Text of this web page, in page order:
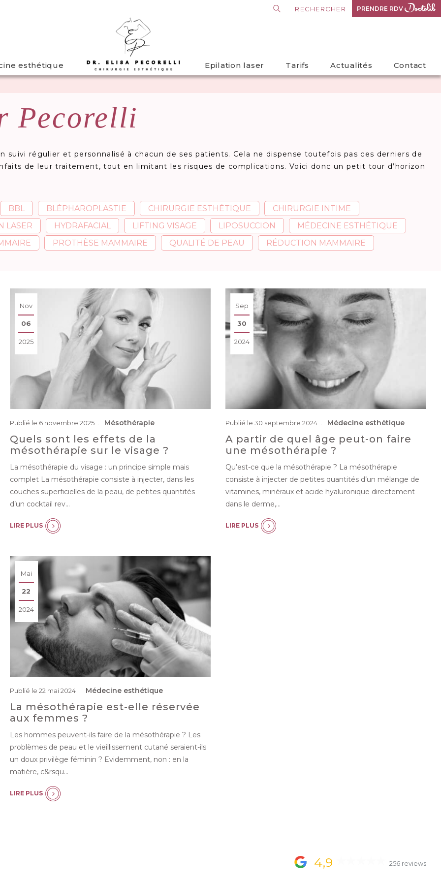
PRENDRE RDV
esthétique Epilation laser Tarifs Actualités Contact
Pecorelli
suivi régulier et personnalisé à chacun de ses patients. Cela ne dispense toutefois pas ces derniers de
de leur traitement, tout en limitant les risques de complications. Voici donc un petit tour d’horizon
BBL BLÉPHAROPLASTIE CHIRURGIE ESTHÉTIQUE
CHIRURGIE INTIME
LASER HYDRAFACIAL LIFTING VISAGE LIPOSUCCION
MÉDECINE ESTHÉTIQUE
PROTHÈSE MAMMAIRE QUALITÉ DE PEAU RÉDUCTION MAMMAIRE
Nov
06
2025
Publié le 6 novembre 2025 Mésothérapie
Quels sont les effets de la
mésothérapie sur le visage ?
La mésothérapie du visage : un principe simple mais
complet La mésothérapie consiste à injecter, dans les
couches superficielles de la peau, de petites quantités
d’un cocktail rev…
LIRE PLUS
Sep
30
2024
Publié le 30 septembre 2024 Médecine esthétique
A partir de quel âge peut-on faire
une mésothérapie ?
Qu’est-ce que la mésothérapie ? La mésothérapie
consiste à injecter de petites quantités d’un mélange de
vitamines, minéraux et acide hyaluronique directement
dans le derme,…
LIRE PLUS
Mai
22
2024
Publié le 22 mai 2024 Médecine esthétique
La mésothérapie est-elle réservée
aux femmes ?
Les hommes peuvent-ils faire de la mésothérapie ? Les
problèmes de peau et le vieillissement cutané seraient-ils
un doux privilège féminin ? Evidemment, non : en la
matière, c&rsqu…
LIRE PLUS
4,9 256 reviews